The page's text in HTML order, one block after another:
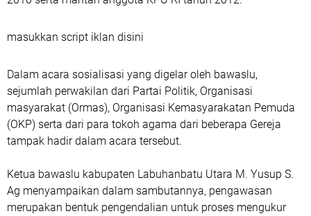
masukkan script iklan disini
Dalam acara sosialisasi yang digelar oleh bawaslu,
sejumlah perwakilan dari Partai Politik, Organisasi
masyarakat (Ormas), Organisasi Kemasyarakatan Pemuda
(OKP) serta dari para tokoh agama dari beberapa Gereja
tampak hadir dalam acara tersebut.
Ketua bawaslu kabupaten Labuhanbatu Utara M. Yusup S.
Ag menyampaikan dalam sambutannya, pengawasan
merupakan bentuk pengendalian untuk proses mengukur